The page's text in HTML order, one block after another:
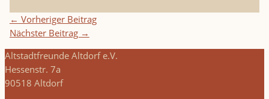
← Vorheriger Beitrag
Nächster Beitrag →
Altstadtfreunde Altdorf e.V.
Hessenstr. 7a
90518 Altdorf